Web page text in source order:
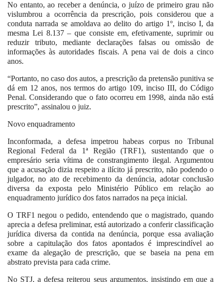
No entanto, ao receber a denúncia, o juízo de primeiro grau não
vislumbrou a ocorrência da prescrição, pois considerou que a
conduta narrada se amoldava ao delito do artigo 1º, inciso I, da
mesma Lei 8.137 – que consiste em, efetivamente, suprimir ou
reduzir tributo, mediante declarações falsas ou omissão de
informações às autoridades fiscais. A pena vai de dois a cinco
anos.
“Portanto, no caso dos autos, a prescrição da pretensão punitiva se
dá em 12 anos, nos termos do artigo 109, inciso III, do Código
Penal. Considerando que o fato ocorreu em 1998, ainda não está
prescrito”, assinalou o juiz.
Novo enquadramento
Inconformada, a defesa impetrou habeas corpus no Tribunal
Regional Federal da 1ª Região (TRF1), sustentando que o
empresário seria vítima de constrangimento ilegal. Argumentou
que a acusação dizia respeito a ilícito já prescrito, não podendo o
julgador, no ato de recebimento da denúncia, adotar conclusão
diversa da exposta pelo Ministério Público em relação ao
enquadramento jurídico dos fatos narrados na peça inicial.
O TRF1 negou o pedido, entendendo que o magistrado, quando
aprecia a defesa preliminar, está autorizado a conferir classificação
jurídica diversa da contida na denúncia, porque essa avaliação
sobre a capitulação dos fatos apontados é imprescindível ao
exame da alegação de prescrição, que se baseia na pena em
abstrato prevista para cada crime.
No STJ, a defesa reiterou seus argumentos, insistindo em que a